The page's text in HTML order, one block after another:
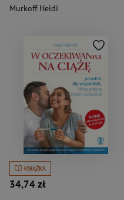
Murkoff Heidi
KSIĄŻKA
34,74 zł